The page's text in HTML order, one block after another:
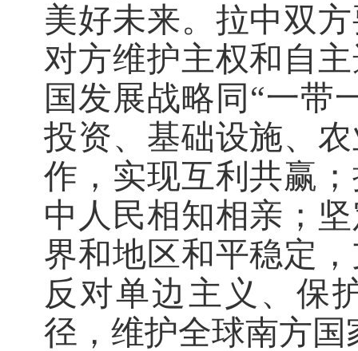
美好未来。拉中双
对方维护主权和自
国发展战略同“一带
投资、基础设施、
作，实现互利共赢
中人民相知相亲；
界和地区和平稳定
反对单边主义、保
径，维护全球南方国